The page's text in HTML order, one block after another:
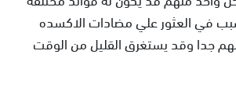
في العثور علي مضادات الاكسده
جدا وقد يستغرق القليل من الوقت